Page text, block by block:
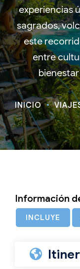
experiencias
sagrados,
este
entre
INICIO
Información
INCLUYE